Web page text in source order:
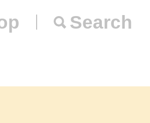
Search